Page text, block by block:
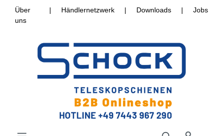
Über
uns
| Händlernetzwerk | Downloads | Jobs